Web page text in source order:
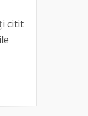
citit